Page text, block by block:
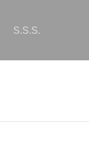
S.S.S.